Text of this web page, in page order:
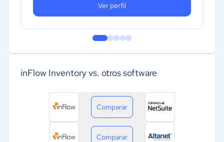
Ver perfil
inFlow Inventory vs. otros software
Comparar
Comparar